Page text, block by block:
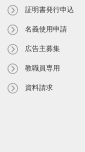
証明書発⾏申込
名義使⽤申請
広告主募集
教職員専⽤
資料請求